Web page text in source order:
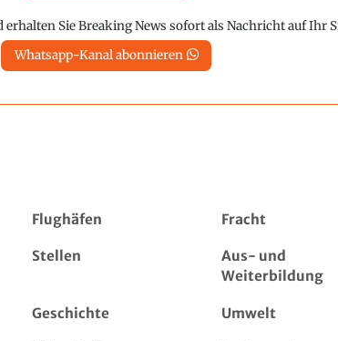
Sie Breaking News sofort als Nachricht auf Ihr
Whatsapp-Kanal abonnieren
Flughäfen Fracht
Stellen
Aus- und
Weiterbildung
Geschichte Umwelt